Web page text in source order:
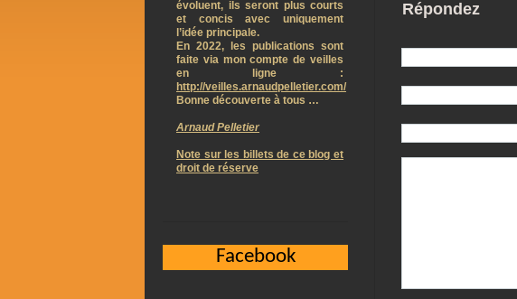
Répondez
évoluent, ils seront plus courts
et concis avec uniquement
l’idée principale.
En 2022, les publications sont
faite via mon compte de veilles
en ligne :
http://veilles.arnaudpelletier.com/
Bonne découverte à tous …
Arnaud Pelletier
Note sur les billets de ce blog et
droit de réserve
Facebook